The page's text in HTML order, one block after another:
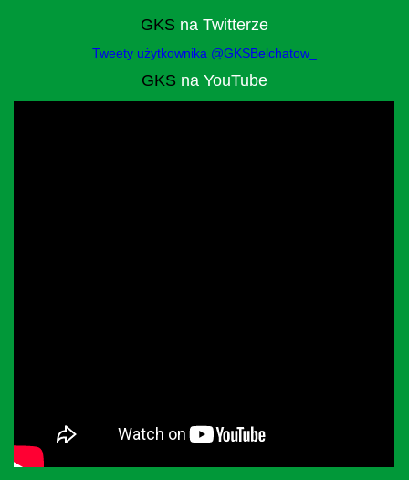
GKS na Twitterze
Tweety użytkownika @GKSBelchatow_
GKS na YouTube